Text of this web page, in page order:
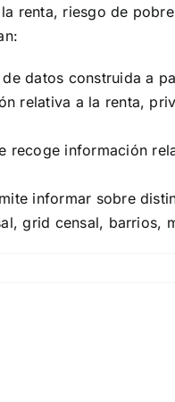
renta, riesgo de
datos construida a
relativa a la renta,
recoge información
informar sobre
grid censal, barrios,